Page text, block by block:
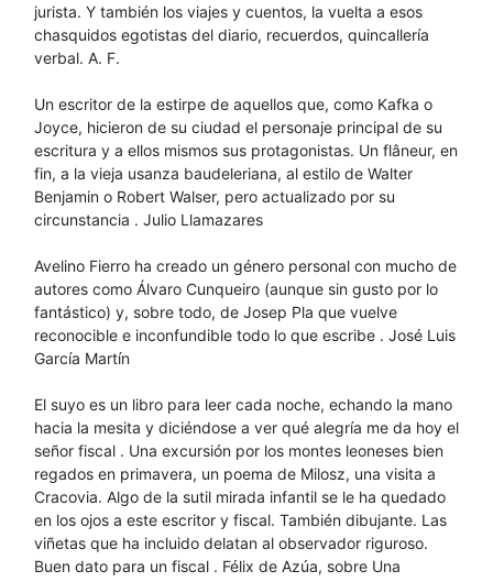
jurista. Y también los viajes y cuentos, la vuelta a esos
chasquidos egotistas del diario, recuerdos, quincallería
verbal. A. F.
Un escritor de la estirpe de aquellos que, como Kafka o
Joyce, hicieron de su ciudad el personaje principal de su
escritura y a ellos mismos sus protagonistas. Un flâneur, en
fin, a la vieja usanza baudeleriana, al estilo de Walter
Benjamin o Robert Walser, pero actualizado por su
circunstancia . Julio Llamazares
Avelino Fierro ha creado un género personal con mucho de
autores como Álvaro Cunqueiro (aunque sin gusto por lo
fantástico) y, sobre todo, de Josep Pla que vuelve
reconocible e inconfundible todo lo que escribe . José Luis
García Martín
El suyo es un libro para leer cada noche, echando la mano
hacia la mesita y diciéndose a ver qué alegría me da hoy el
señor fiscal . Una excursión por los montes leoneses bien
regados en primavera, un poema de Milosz, una visita a
Cracovia. Algo de la sutil mirada infantil se le ha quedado
en los ojos a este escritor y fiscal. También dibujante. Las
viñetas que ha incluido delatan al observador riguroso.
Buen dato para un fiscal . Félix de Azúa, sobre Una